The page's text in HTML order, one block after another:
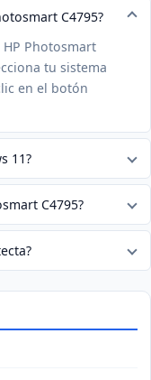
C4795?
Photosmart
tu sistema
en el botón
11?
C4795?